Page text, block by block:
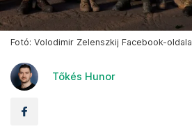
Fotó: Volodimir Zelenszkij Facebook-oldala
Tőkés Hunor